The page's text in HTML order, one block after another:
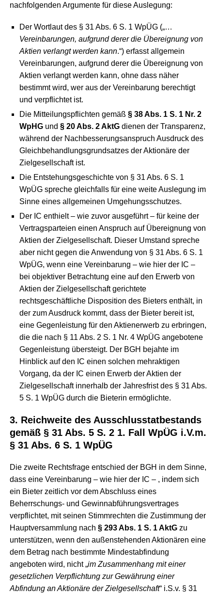
nachfolgenden Argumente für diese Auslegung:
Der Wortlaut des § 31 Abs. 6 S. 1 WpÜG („…
Vereinbarungen, aufgrund derer die Übereignung von
Aktien verlangt werden kann.“) erfasst allgemein
Vereinbarungen, aufgrund derer die Übereignung von
Aktien verlangt werden kann, ohne dass näher
bestimmt wird, wer aus der Vereinbarung berechtigt
und verpflichtet ist.
Die Mitteilungspflichten gemäß § 38 Abs. 1 S. 1 Nr. 2
WpHG und § 20 Abs. 2 AktG dienen der Transparenz,
während der Nachbesserungsanspruch Ausdruck des
Gleichbehandlungsgrundsatzes der Aktionäre der
Zielgesellschaft ist.
Die Entstehungsgeschichte von § 31 Abs. 6 S. 1
WpÜG spreche gleichfalls für eine weite Auslegung im
Sinne eines allgemeinen Umgehungsschutzes.
Der IC enthielt – wie zuvor ausgeführt – für keine der
Vertragsparteien einen Anspruch auf Übereignung von
Aktien der Zielgesellschaft. Dieser Umstand spreche
aber nicht gegen die Anwendung von § 31 Abs. 6 S. 1
WpÜG, wenn eine Vereinbarung – wie hier der IC –
bei objektiver Betrachtung eine auf den Erwerb von
Aktien der Zielgesellschaft gerichtete
rechtsgeschäftliche Disposition des Bieters enthält, in
der zum Ausdruck kommt, dass der Bieter bereit ist,
eine Gegenleistung für den Aktienerwerb zu erbringen,
die die nach § 11 Abs. 2 S. 1 Nr. 4 WpÜG angebotene
Gegenleistung übersteigt. Der BGH bejahte im
Hinblick auf den IC einen solchen mehraktigen
Vorgang, da der IC einen Erwerb der Aktien der
Zielgesellschaft innerhalb der Jahresfrist des § 31 Abs.
5 S. 1 WpÜG durch die Bieterin ermöglichte.
3. Reichweite des Ausschlusstatbestands
gemäß § 31 Abs. 5 S. 2 1. Fall WpÜG i.V.m.
§ 31 Abs. 6 S. 1 WpÜG
Die zweite Rechtsfrage entschied der BGH in dem Sinne,
dass eine Vereinbarung – wie hier der IC – , indem sich
ein Bieter zeitlich vor dem Abschluss eines
Beherrschungs- und Gewinnabführungsvertrages
verpflichtet, mit seinen Stimmrechten die Zustimmung der
Hauptversammlung nach § 293 Abs. 1 S. 1 AktG zu
unterstützen, wenn den außenstehenden Aktionären eine
dem Betrag nach bestimmte Mindestabfindung
angeboten wird, nicht „im Zusammenhang mit einer
gesetzlichen Verpflichtung zur Gewährung einer
Abfindung an Aktionäre der Zielgesellschaft“ i.S.v. § 31